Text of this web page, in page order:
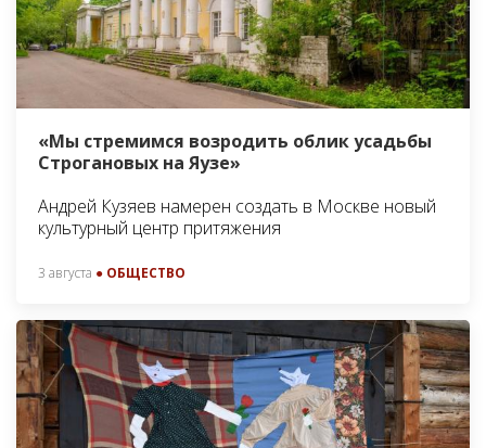
«Мы стремимся возродить облик усадьбы
Строгановых на Яузе»
Андрей Кузяев намерен создать в Москве новый
культурный центр притяжения
3 августа ● ОБЩЕСТВО